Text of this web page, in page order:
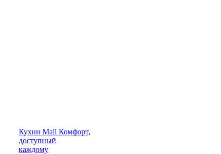
Кухни Mall Комфорт,
доступный
каждому